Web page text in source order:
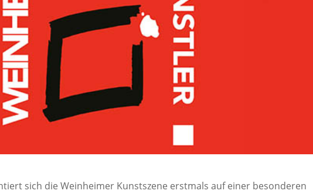
sich die Weinheimer Kunstszene erstmals auf einer besonderen